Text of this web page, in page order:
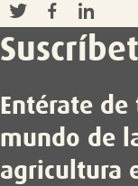
Entérate de
mundo de
agricultura